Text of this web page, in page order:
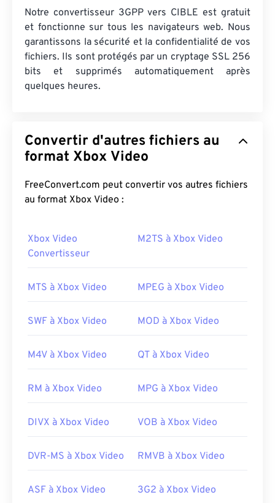
Notre convertisseur 3GPP vers CIBLE est gratuit
et fonctionne sur tous les navigateurs web. Nous
garantissons la sécurité et la confidentialité de vos
fichiers. Ils sont protégés par un cryptage SSL 256
bits et supprimés automatiquement après
quelques heures.
Convertir d'autres fichiers au
format Xbox Video
FreeConvert.com peut convertir vos autres fichiers
au format Xbox Video :
Xbox Video
Convertisseur
M2TS à Xbox Video
MTS à Xbox Video MPEG à Xbox Video
SWF à Xbox Video MOD à Xbox Video
M4V à Xbox Video QT à Xbox Video
RM à Xbox Video MPG à Xbox Video
DIVX à Xbox Video VOB à Xbox Video
DVR-MS à Xbox Video RMVB à Xbox Video
ASF à Xbox Video 3G2 à Xbox Video